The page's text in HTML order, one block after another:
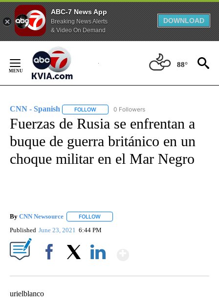
ABC-7 News App
Breaking News Alerts
& Video On Demand
DOWNLOAD
Content
88°
CNN - Spanish FOLLOW FOLLOW "CNN - SPANISH" TO RECEIVE
0 Followers
Fuerzas de Rusia se enfrentan a
buque de guerra británico en un
choque militar en el Mar Negro
By CNN Newsource FOLLOW
Published June 23, 2021 6:44 PM
urielblanco